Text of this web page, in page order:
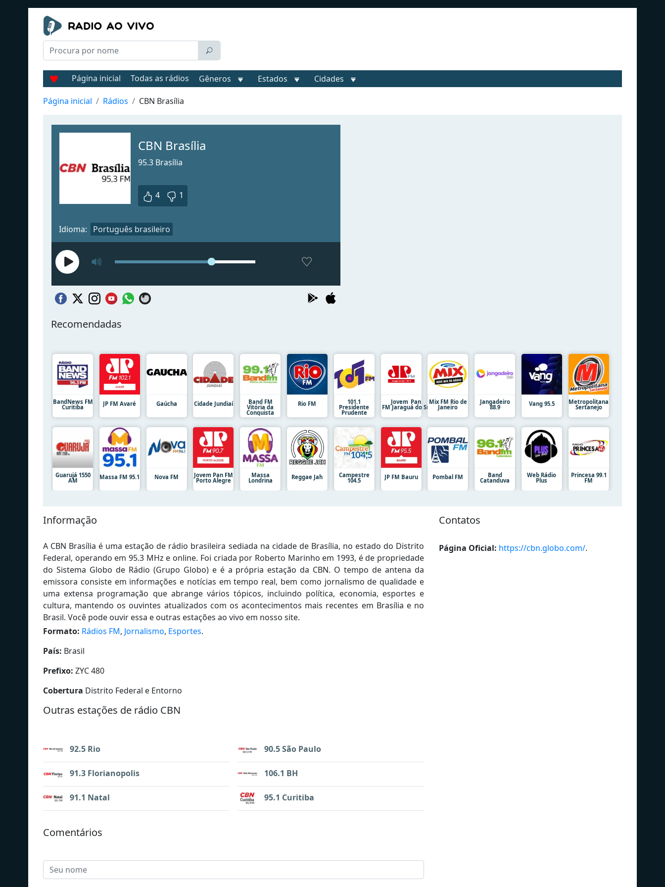
Página inicial Todas as rádios Gêneros Estados Cidades
Página inicial Rádios CBN Brasília
CBN Brasília
95.3 Brasília
4 1
Idioma: Português brasileiro
Recomendadas
BandNews FM
Curitiba JP FM Avaré Gaúcha Cidade Jundiaí Band FM
Vitória da
Conquista
Rio FM 101.1
Presidente
Prudente
Jovem Pan
FM Jaraguá do Sul
Mix FM Rio de
Janeiro
Jangadeiro
88.9 Vang 95.5 Metropolitana
Sertanejo
Guarujá 1550
AM Massa FM 95.1 Nova FM Jovem Pan FM
Porto Alegre
Massa
Londrina Reggae Jah Campestre
104.5 JP FM Bauru Pombal FM Band
Catanduva
Web Rádio
Plus
Princesa 99.1
FM
Informação
A CBN Brasília é uma estação de rádio brasileira sediada na cidade de Brasília, no estado do Distrito
Federal, operando em 95.3 MHz e online. Foi criada por Roberto Marinho em 1993, é de propriedade
do Sistema Globo de Rádio (Grupo Globo) e é a própria estação da CBN. O tempo de antena da
emissora consiste em informações e notícias em tempo real, bem como jornalismo de qualidade e
uma extensa programação que abrange vários tópicos, incluindo política, economia, esportes e
cultura, mantendo os ouvintes atualizados com os acontecimentos mais recentes em Brasília e no
Brasil. Você pode ouvir essa e outras estações ao vivo em nosso site.
Formato: Rádios FM, Jornalismo, Esportes.
País: Brasil
Prefixo: ZYC 480
Cobertura Distrito Federal e Entorno
Outras estações de rádio CBN
92.5 Rio
91.3 Florianopolis
91.1 Natal
90.5 São Paulo
106.1 BH
95.1 Curitiba
Contatos
Página Oficial: https://cbn.globo.com/.
Comentários